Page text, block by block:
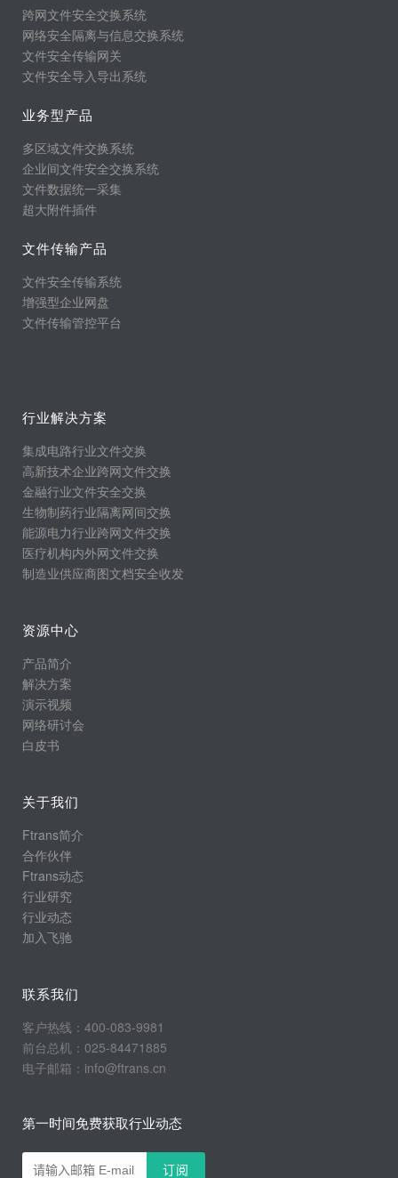
跨网文件安全交换系统
网络安全隔离与信息交换系统
文件安全传输网关
文件安全导入导出系统
业务型产品
多区域文件交换系统
企业间文件安全交换系统
文件数据统一采集
超大附件插件
文件传输产品
文件安全传输系统
增强型企业网盘
文件传输管控平台
行业解决方案
集成电路行业文件交换
高新技术企业跨网文件交换
金融行业文件安全交换
生物制药行业隔离网间交换
能源电力行业跨网文件交换
医疗机构内外网文件交换
制造业供应商图文档安全收发
资源中心
产品简介
解决方案
演示视频
网络研讨会
白皮书
关于我们
Ftrans简介
合作伙伴
Ftrans动态
行业研究
行业动态
加入飞驰
联系我们
客户热线：400-083-9981
前台总机：025-84471885
电子邮箱：info@ftrans.cn
第一时间免费获取行业动态